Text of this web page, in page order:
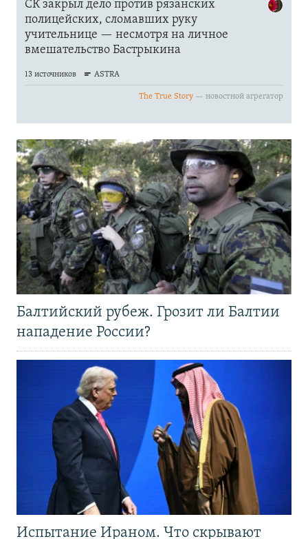
Балтийский рубеж. Грозит ли Балтии
нападение России?
Испытание Ираном. Что скрывают